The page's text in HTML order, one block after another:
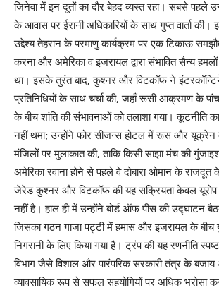
जिनेवा में इन दूतों का दौर बेहद व्यस्त रहा। सबसे पहले
के आवास पर ईरानी अधिकारियों के साथ गुप्त वार्ता
उद्देश्य तेहरान के परमाणु कार्यक्रम पर एक टिकाऊ
करना और अमेरिका व इजरायल द्वारा संभावित सैन्य
था। इसके तुरंत बाद, कुश्नर और विटकॉफ ने
प्रतिनिधियों के साथ चर्चा की, जहाँ रूसी आक्रमण के
के बीच शांति की संभावनाओं को तलाशा गया। कूटनीति
नहीं थमा; उन्होंने फोर सीजन्स होटल में रूस और
मंजिलों पर मुलाकात की, ताकि किसी साझा मंच की
अमेरिका रवाना होने से पहले वे दोबारा ओमान के
जेरेड कुश्नर और विटकॉफ की यह सक्रियता केवल
नहीं है। हाल ही में उन्होंने बोर्ड ऑफ पीस की उद्घाटन
जिसका गठन गाजा पट्टी में हमास और इजरायल के बीच
निगरानी के लिए किया गया है। ट्रंप की यह रणनीति
विभाग जैसे विशाल और पारंपरिक सरकारी तंत्र के
व्यावसायिक रूप से सफल सहयोगियों पर अधिक भरोसा